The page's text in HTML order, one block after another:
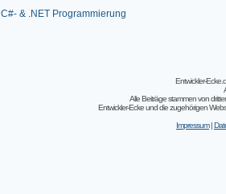
C#- & .NET Programmierung
Entwickler-
Alle Beiträge stammen von
Entwickler-Ecke und die zugehörigen
Impressum|